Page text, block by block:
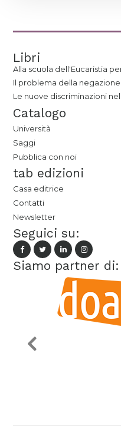
Libri
Alla scuola dell'Eucaristia
Il problema della negazione
Le nuove discriminazioni
Catalogo
Università
Saggi
Pubblica con noi
tab edizioni
Casa editrice
Contatti
Newsletter
Seguici su:
Siamo partner di: